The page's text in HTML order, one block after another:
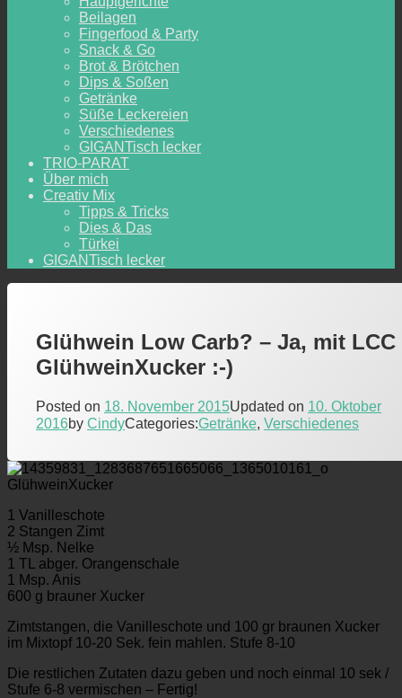
Beilagen
Fingerfood & Party
Snack & Go
Brot & Brötchen
Dips & Soßen
Getränke
Süße Leckereien
Verschiedenes
GIGANTisch lecker
TRIO-PARAT
Über mich
Creativ Mix
Tipps & Tricks
Dies & Das
Türkei
GIGANTisch lecker
Glühwein Low Carb? – Ja, mit LCC
GlühweinXucker :-)
Posted on 18. November 2015Updated on 10. Oktober
2016by CindyCategories:Getränke, Verschiedenes
GlühweinXucker
1 Vanilleschote
2 Stangen Zimt
½ Msp. Nelke
1 TL abger. Orangenschale
1 Msp. Anis
600 g brauner Xucker
Zimtstangen, die Vanilleschote und 100 gr braunen Xucker
im Mixtopf 10-20 Sek. fein mahlen. Stufe 8-10
Die restlichen Zutaten dazu geben und noch einmal 10 sek /
Stufe 6-8 vermischen – Fertig!